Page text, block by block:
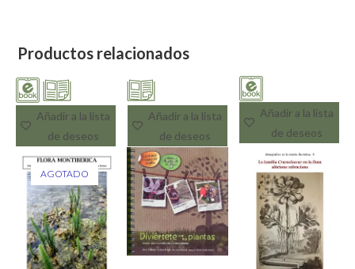
Productos relacionados
Añadir a la lista
de deseos
AGOTADO
Añadir a la lista
de deseos
Añadir a la lista
de deseos